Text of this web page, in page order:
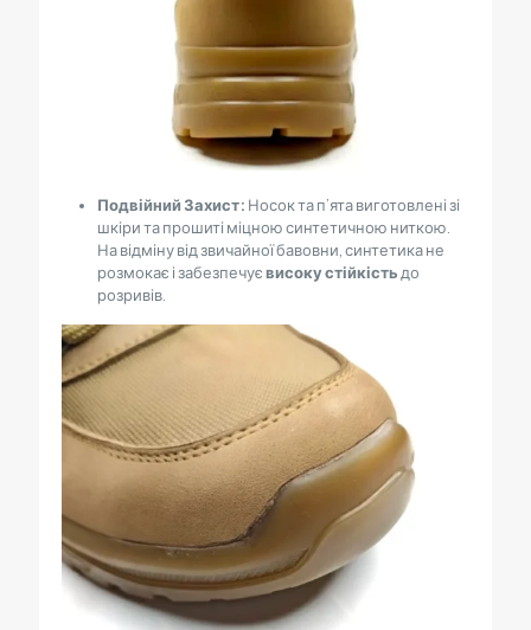
Подвійний Захист: Носок та п’ята виготовлені зі
шкіри та прошиті міцною синтетичною ниткою.
На відміну від звичайної бавовни, синтетика не
розмокає і забезпечуєвисоку стійкість до
розривів.